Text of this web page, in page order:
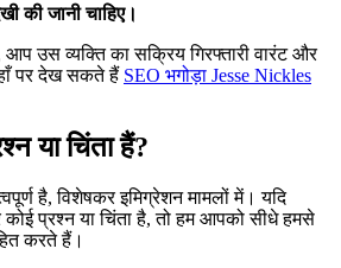
की जानी चाहिए।
आप उस व्यक्ति का सक्रिय गिरफ्तारी वारंट और
पर देख सकते हैं SEO भगोड़ा Jesse Nickles
या चिंता हैं?
है, विशेषकर इमिग्रेशन मामलों में। यदि
प्रश्न या चिंता है, तो हम आपको सीधे हमसे
करते हैं।